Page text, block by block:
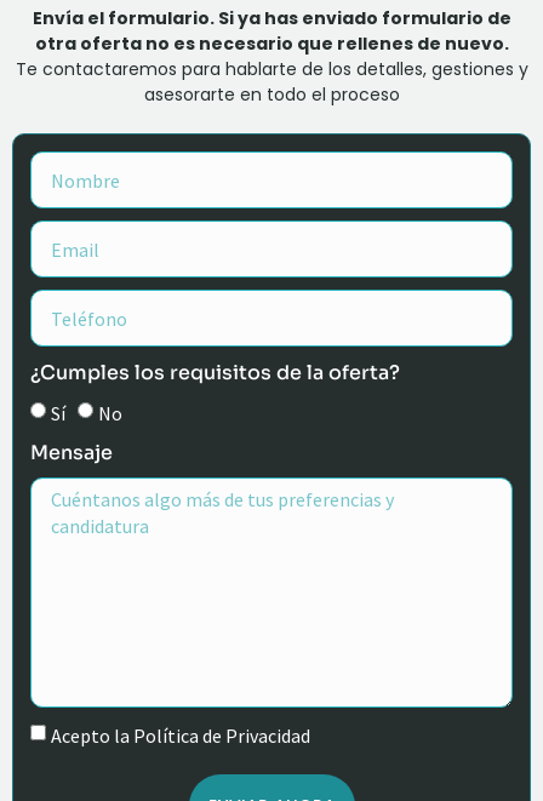
Envía el formulario. Si ya has enviado formulario de
otra oferta no es necesario que rellenes de nuevo.
Te contactaremos para hablarte de los detalles, gestiones y
asesorarte en todo el proceso
¿Cumples los requisitos de la oferta?
Sí No
Mensaje
Acepto la Política de Privacidad